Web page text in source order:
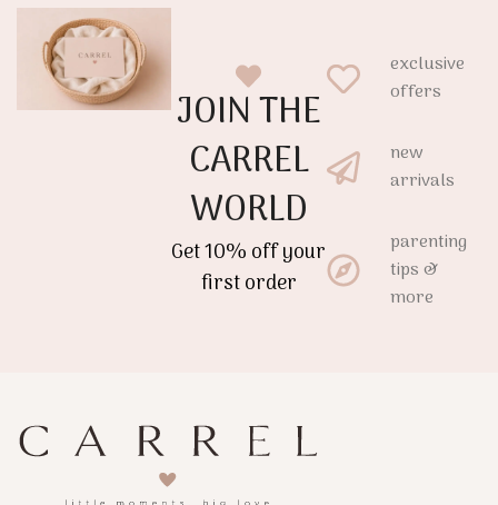
JOIN THE
CARREL
WORLD
Get 10% off your
first order
exclusive
offers
new
arrivals
parenting
tips &
more